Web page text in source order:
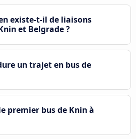
existe-t-il de liaisons
et Belgrade ?
un trajet en bus de
premier bus de Knin à